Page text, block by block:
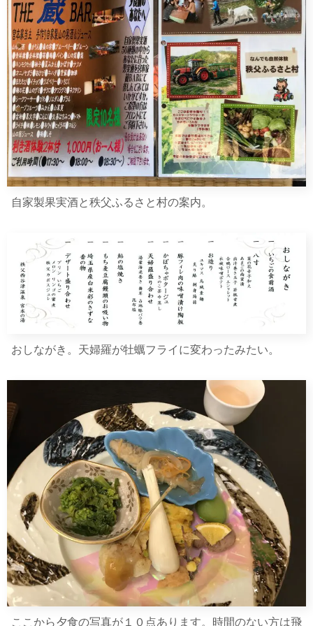
自家製果実酒と秩父ふるさと村の案内。
おしながき。天婦羅が牡蠣フライに変わったみたい。
ここから夕食の写真が１０点あります。時間のない方は飛